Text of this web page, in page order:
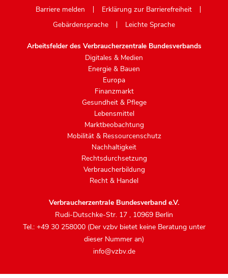
Barriere melden
Erklärung zur Barrierefreiheit
Gebärdensprache
Leichte Sprache
Arbeitsfelder des Verbraucherzentrale Bundesverbands
Digitales & Medien
Energie & Bauen
Europa
Finanzmarkt
Gesundheit & Pflege
Lebensmittel
Marktbeobachtung
Mobilität & Ressourcenschutz
Nachhaltigkeit
Rechtsdurchsetzung
Verbraucherbildung
Recht & Handel
Verbraucherzentrale Bundesverband e.V.
Rudi-Dutschke-Str. 17 , 10969 Berlin
Tel.: +49 30 258000 (Der vzbv bietet keine Beratung unter
dieser Nummer an)
info@vzbv.de